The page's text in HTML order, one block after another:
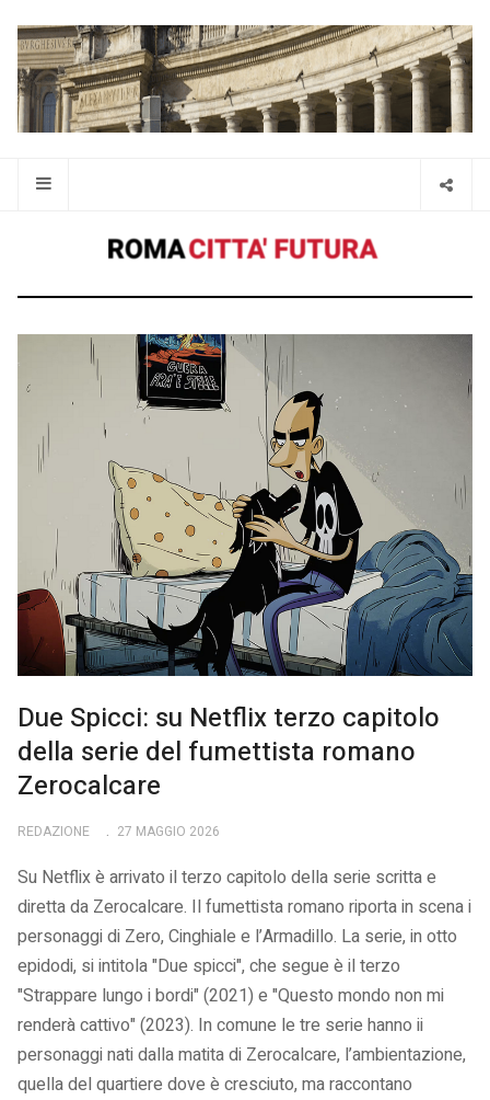
Due Spicci: su Netflix terzo capitolo
della serie del fumettista romano
Zerocalcare
REDAZIONE 27 MAGGIO 2026
Su Netflix è arrivato il terzo capitolo della serie scritta e
diretta da Zerocalcare. Il fumettista romano riporta in scena i
personaggi di Zero, Cinghiale e l’Armadillo. La serie, in otto
epidodi, si intitola "Due spicci", che segue è il terzo
"Strappare lungo i bordi" (2021) e "Questo mondo non mi
renderà cattivo" (2023). In comune le tre serie hanno ii
personaggi nati dalla matita di Zerocalcare, l’ambientazione,
quella del quartiere dove è cresciuto, ma raccontano